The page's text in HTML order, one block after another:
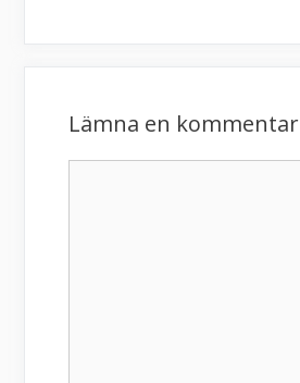
Lämna en kommentar